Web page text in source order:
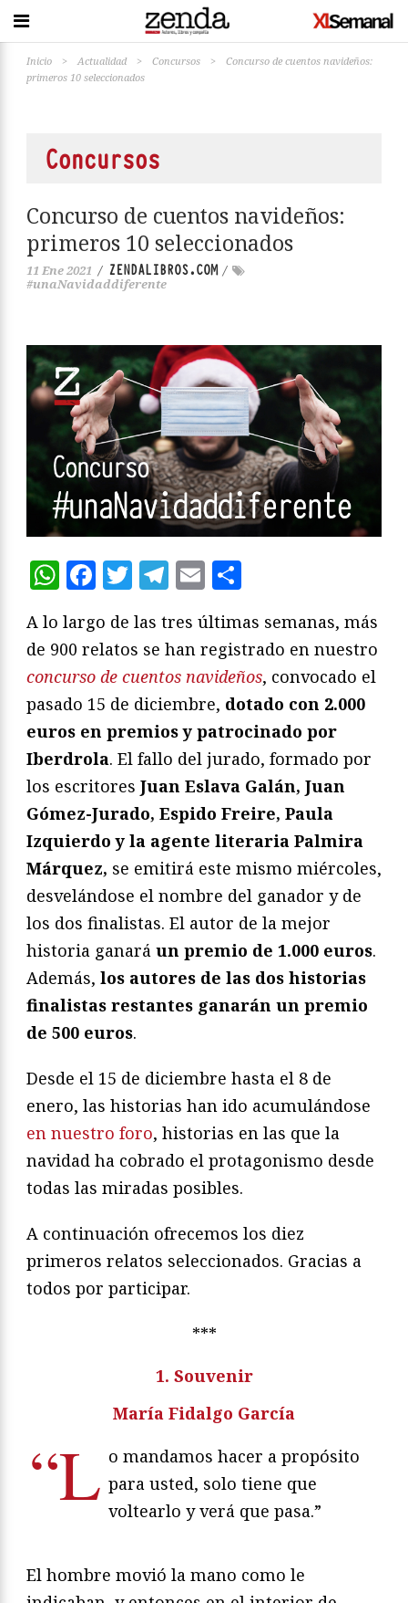
Inicio > Actualidad > Concursos >
Concurso de cuentos navideños:
primeros 10 seleccionados
Concursos
Concurso de cuentos navideños:
primeros 10 seleccionados
11 Ene 2021 / ZENDALIBROS.COM/
#unaNavidaddiferente
WhatsApp
Facebook
Twitter
Telegram
Email
A lo largo de las tres últimas semanas, más
de 900 relatos se han registrado en nuestro
concurso de cuentos navideños, convocado el
pasado 15 de diciembre, dotado con 2.000
euros en premios y patrocinado por
Iberdrola. El fallo del jurado, formado por
los escritores Juan Eslava Galán, Juan
Gómez-Jurado, Espido Freire, Paula
Izquierdo y la agente literaria Palmira
Márquez, se emitirá este mismo miércoles,
desvelándose el nombre del ganador y de
los dos finalistas. El autor de la mejor
historia ganará un premio de 1.000 euros.
Además, los autores de las dos historias
finalistas restantes ganarán un premio
de 500 euros.
Desde el 15 de diciembre hasta el 8 de
enero, las historias han ido acumulándose
en nuestro foro, historias en las que la
navidad ha cobrado el protagonismo desde
todas las miradas posibles.
A continuación ofrecemos los diez
primeros relatos seleccionados. Gracias a
todos por participar.
***
1. Souvenir
María Fidalgo García
“L o mandamos hacer a propósito
para usted, solo tiene que
voltearlo y verá que pasa.”
El hombre movió la mano como le